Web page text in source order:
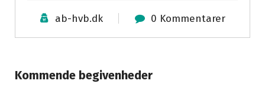
ab-hvb.dk 0 Kommentarer
Kommende begivenheder